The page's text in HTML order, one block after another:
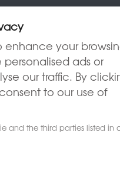
enhance your
ads or
our traffic. By
to our use of
and the third parties listed in